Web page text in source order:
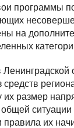
программы
на
их размер
ситуации
их